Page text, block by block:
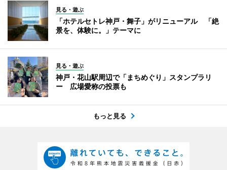
見る・遊ぶ
「ホテルセトレ神戸・舞子」がリニューアル 「絶
景を、体験に。」テーマに
見る・遊ぶ
神戸・花山駅周辺で「まちめぐり」スタンプラリ
ー 広場愛称の投票も
もっと見る